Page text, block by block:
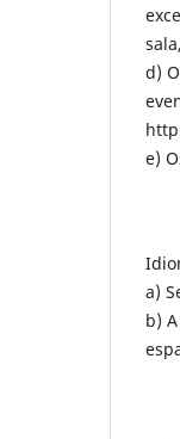
d)
e)
a)
b)